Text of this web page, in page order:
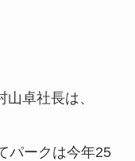
卓社長は、
パークは今年25